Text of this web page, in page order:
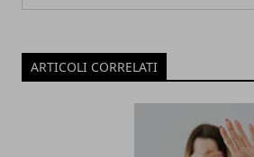
ARTICOLI CORRELATI